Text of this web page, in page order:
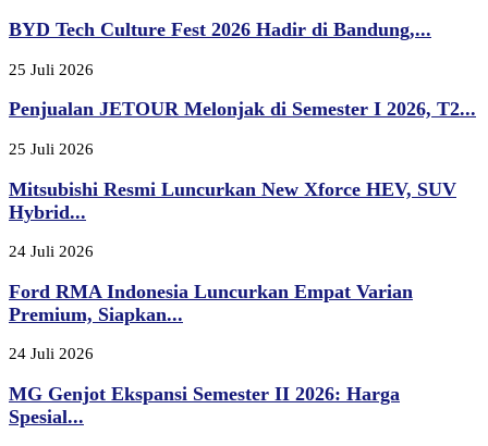
BYD Tech Culture Fest 2026 Hadir di Bandung,...
25 Juli 2026
Penjualan JETOUR Melonjak di Semester I 2026, T2...
25 Juli 2026
Mitsubishi Resmi Luncurkan New Xforce HEV, SUV
Hybrid...
24 Juli 2026
Ford RMA Indonesia Luncurkan Empat Varian
Premium, Siapkan...
24 Juli 2026
MG Genjot Ekspansi Semester II 2026: Harga
Spesial...